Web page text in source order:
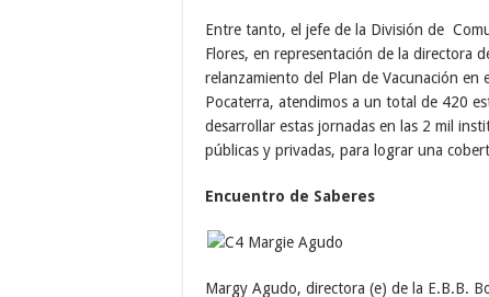
Entre tanto, el jefe de la División de
Flores, en representación de la directora
relanzamiento del Plan de Vacunación en
Pocaterra, atendimos a un total de 420
desarrollar estas jornadas en las 2 mil
públicas y privadas, para lograr una
Encuentro de Saberes
Margy Agudo, directora (e) de la E.B.B.